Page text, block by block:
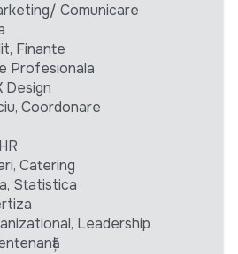
Comunicare
Finante
Profesionala
Design
Coordonare
Catering
Statistica
Leadership